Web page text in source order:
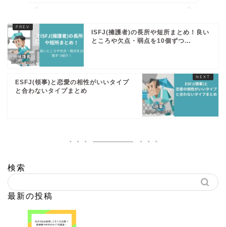
ISFJ(擁護者)の長所や短所まとめ！良い
ところや欠点・弱点を10個ずつ...
ESFJ(領事)と恋愛の相性がいいタイプ
と合わないタイプまとめ
検索
最新の投稿